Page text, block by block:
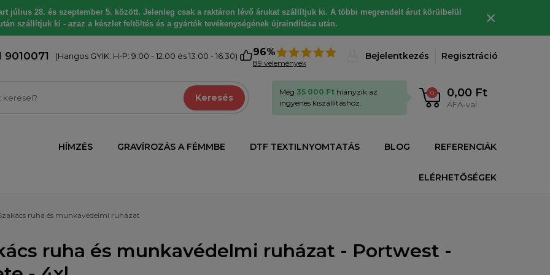
július 28. és szeptember 5. között. Jelenleg csak a raktáron lévő árukat szállítjuk ki. A többi megrendelt árut körülbelül
szállítjuk ki - azaz a készlet feltöltés és a gyártók tevékenységének újraindítása után.
×
9010071 (Hangos GYIK: H-P: 9:00 - 12:00 és 13:00 - 16:30) 96%
89 vélemények
Bejelentkezés Regisztráció
Keresés 0 0,00 Ft
ÁFÁ-val
Még 35 000 Ft hiányzik az
ingyenes kiszállításhoz.
HÍMZÉS GRAVÍROZÁS A FÉMMBE DTF TEXTILNYOMTATÁS BLOG REFERENCIÁK
ELÉRHETŐSÉGEK
ruha és munkavédelmi ruházat
ruha és munkavédelmi ruházat - Portwest -